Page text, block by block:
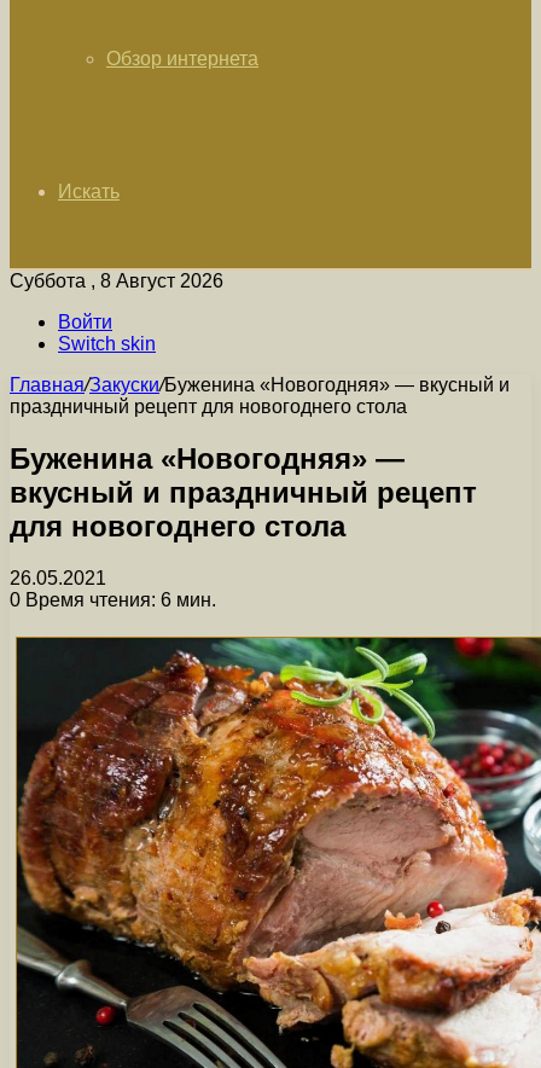
Обзор интернета
Искать
Суббота , 8 Август 2026
Войти
Switch skin
Главная/Закуски/Буженина «Новогодняя» — вкусный и
праздничный рецепт для новогоднего стола
Буженина «Новогодняя» —
вкусный и праздничный рецепт
для новогоднего стола
26.05.2021
0 Время чтения: 6 мин.